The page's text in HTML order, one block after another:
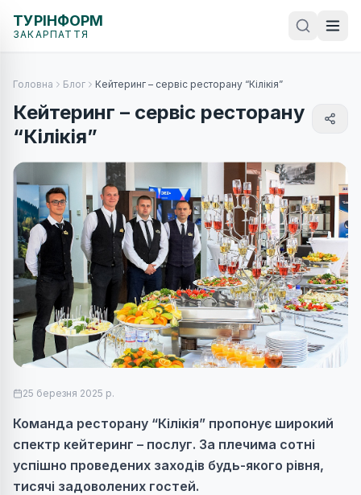
ТУРІНФОРМ
ЗАКАРПАТТЯ
Головна Блог Кейтеринг – сервіс ресторану “Кілікія”
Кейтеринг – сервіс ресторану
“Кілікія”
25 березня 2025 р.
Команда ресторану “Кілікія” пропонує широкий
спектр кейтеринг – послуг. За плечима сотні
успішно проведених заходів будь-якого рівня,
тисячі задоволених гостей.